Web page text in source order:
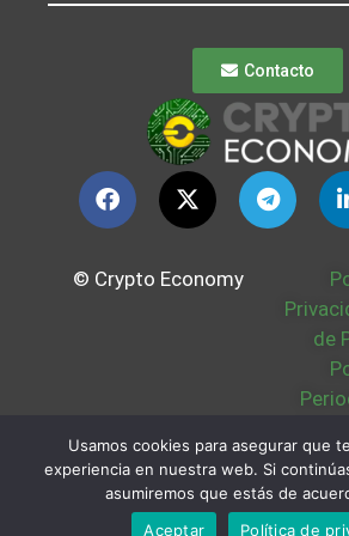
Contacto
© Crypto Economy
de
Usamos cookies para asegurar que
experiencia en nuestra web. Si
asumiremos que estás de
Aceptar
Política de